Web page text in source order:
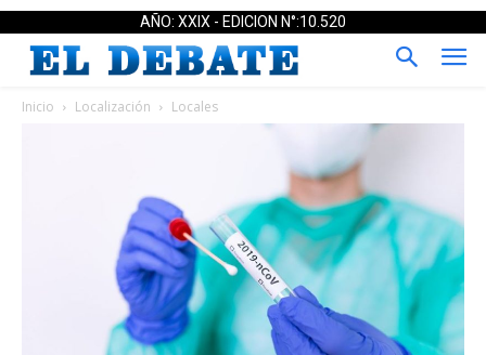
AÑO: XXIX - EDICION N°:10.520
Inicio Localización Locales